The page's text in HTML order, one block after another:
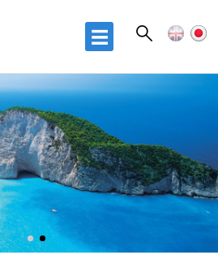
☰
Fixer In Greece
Consider it Fixed!